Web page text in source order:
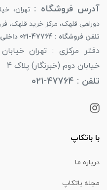
آدرس فروشگاه : تهران،
دوراهی قلهک، مرکز خرید قلهک،
تلفن فروشگاه : 47764-021 داخلی 120
دفتر مرکزی : تهران
خیابان دوم (خبرنگار) پلاک 4
تلفن : 47764-021
با باتکاپ
درباره ما
مجله باتکاپ